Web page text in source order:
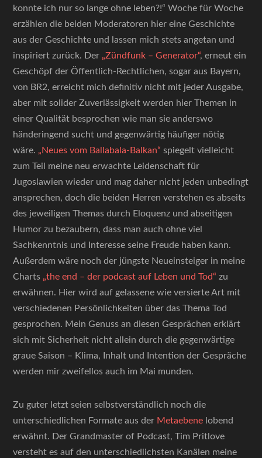
konnte ich nur so lange ohne leben?!“ Woche für Woche
erzählen die beiden Moderatoren hier eine Geschichte
aus der Geschichte und lassen mich stets angetan und
inspiriert zurück. Der „Zündfunk – Generator“, erneut ein
Geschöpf der Öffentlich-Rechtlichen, sogar aus Bayern,
von BR2, erreicht mich definitiv nicht mit jeder Ausgabe,
aber mit solider Zuverlässigkeit werden hier Themen in
einer Qualität besprochen wie man sie anderswo
händeringend sucht und gegenwärtig häufiger nötig
wäre. „Neues vom Ballabala-Balkan“ spiegelt vielleicht
zum Teil meine neu erwachte Leidenschaft für
Jugoslawien wieder und mag daher nicht jeden unbedingt
ansprechen, doch die beiden Herren verstehen es abseits
des jeweiligen Themas durch Eloquenz und abseitigen
Humor zu bezaubern, dass man auch ohne viel
Sachkenntnis und Interesse seine Freude haben kann.
Außerdem wäre noch der jüngste Neueinsteiger in meine
Charts „the end – der podcast auf Leben und Tod“ zu
erwähnen. Hier wird auf gelassene wie versierte Art mit
verschiedenen Persönlichkeiten über das Thema Tod
gesprochen. Mein Genuss an diesen Gesprächen erklärt
sich mit Sicherheit nicht allein durch die gegenwärtige
graue Saison – Klima, Inhalt und Intention der Gespräche
werden mir zweifellos auch im Mai munden.
Zu guter letzt seien selbstverständlich noch die
unterschiedlichen Formate aus der Metaebene lobend
erwähnt. Der Grandmaster of Podcast, Tim Pritlove
versteht es auf den unterschiedlichsten Kanälen meine